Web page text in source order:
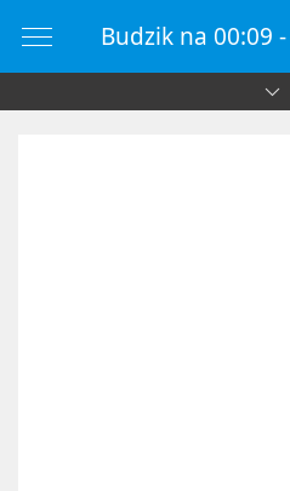
Budzik na 00:09